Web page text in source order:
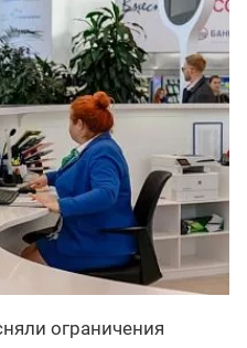
ограничения